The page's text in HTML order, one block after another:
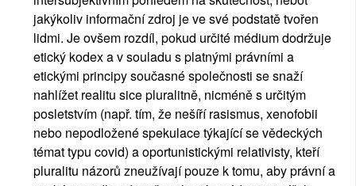
jakýkoliv informační zdroj je ve své podstatě tvořen
lidmi. Je ovšem rozdíl, pokud určité médium dodržuje
etický kodex a v souladu s platnými právními a
etickými principy současné společnosti se snaží
nahlížet realitu sice pluralitně, nicméně s určitým
posletstvím (např. tím, že nešíří rasismus, xenofobii
nebo nepodložené spekulace týkající se vědeckých
témat typu covid) a oportunistickými relativisty, kteří
pluralitu názorů zneužívají pouze k tomu, aby právní a